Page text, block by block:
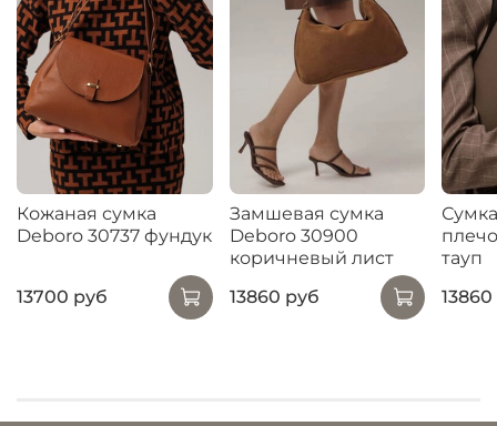
Кожаная сумка
Deboro 30737 фундук
13700 руб
Замшевая сумка
Deboro 30900
коричневый лист
13860 руб
тауп